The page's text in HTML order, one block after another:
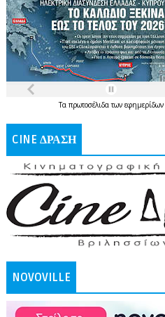
Τα πρωτοσέλιδατων εφημερίδων
CINE ΔΡΑΣΗ
NOVOVILLE